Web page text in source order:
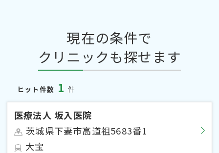
現在の条件で
クリニックも探せます
ヒット件数 1 件
医療法人 坂入医院
茨城県下妻市高道祖5683番1
大宝